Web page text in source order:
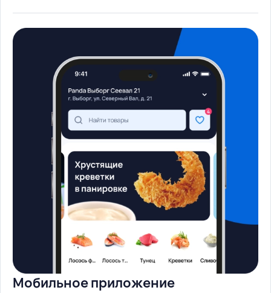
Мобильное приложение